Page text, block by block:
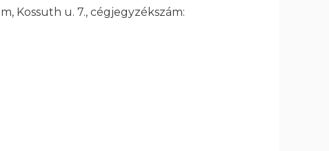
Kossuth u. 7., cégjegyzékszám: